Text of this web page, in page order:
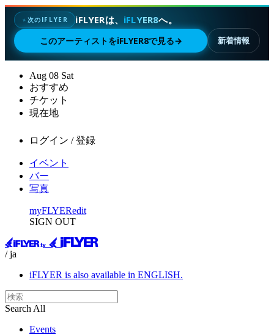
✦ 次のIFLYER iFLYERは、 iFLYER8へ。
このアーティストをiFLYER8で見る→ 新着情報
Aug 08 Sat
おすすめ
チケット
現在地
ログイン / 登録
イベント
バー
写真
myFLYERedit
SIGN OUT
/ ja
iFLYER is also available in ENGLISH.
Search All
Events